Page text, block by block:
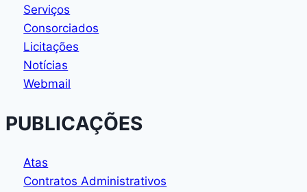
Serviços
Consorciados
Licitações
Notícias
Webmail
PUBLICAÇÕES
Atas
Contratos Administrativos